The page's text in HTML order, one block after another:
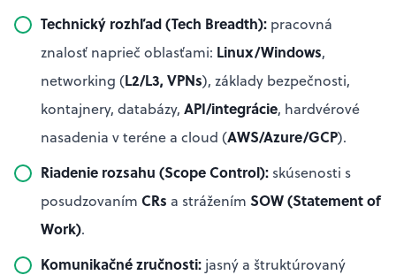
Technický rozhľad (Tech Breadth): pracovná
znalosť naprieč oblasťami: Linux/Windows,
networking (L2/L3, VPNs), základy bezpečnosti,
kontajnery, databázy, API/integrácie, hardvérové
nasadenia v teréne a cloud (AWS/Azure/GCP).
Riadenie rozsahu (Scope Control): skúsenosti s
posudzovaním CRs a strážením SOW (Statement of
Work).
Komunikačné zručnosti: jasný a štruktúrovaný